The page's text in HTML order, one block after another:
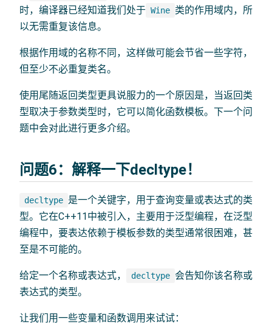
时，编译器已经知道我们处于 Wine 类的作用域内，所
以无需重复该信息。
根据作用域的名称不同，这样做可能会节省一些字符，
但至少不必重复类名。
使用尾随返回类型更具说服力的一个原因是，当返回类
型取决于参数类型时，它可以简化函数模板。下一个问
题中会对此进行更多介绍。
问题6：解释一下decltype！
decltype 是一个关键字，用于查询变量或表达式的类
型。它在C++11中被引入，主要用于泛型编程，在泛型
编程中，要表达依赖于模板参数的类型通常很困难，甚
至是不可能的。
给定一个名称或表达式， decltype 会告知你该名称或
表达式的类型。
让我们用一些变量和函数调用来试试：